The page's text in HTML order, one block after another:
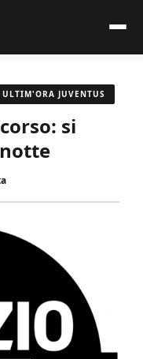
ULTIM'ORA JUVENTUS
si